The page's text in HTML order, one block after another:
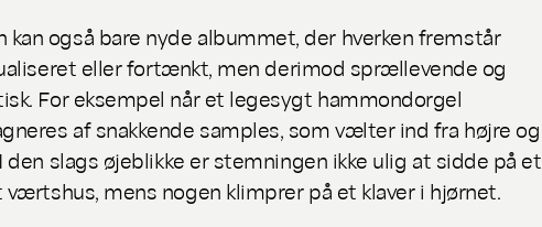
kan også bare nyde albummet, der hverken fremstår
eller fortænkt, men derimod sprællevende og
For eksempel når et legesygt hammondorgel
af snakkende samples, som vælter ind fra højre og
den slags øjeblikke er stemningen ikke ulig at sidde på et
mens nogen klimprer på et klaver i hjørnet.